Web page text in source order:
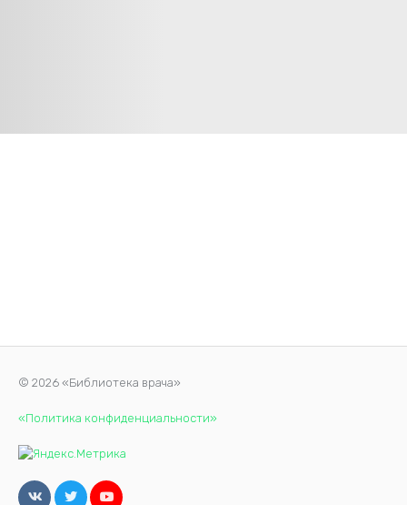
© 2026 «Библиотека врача»
«Политика конфиденциальности»